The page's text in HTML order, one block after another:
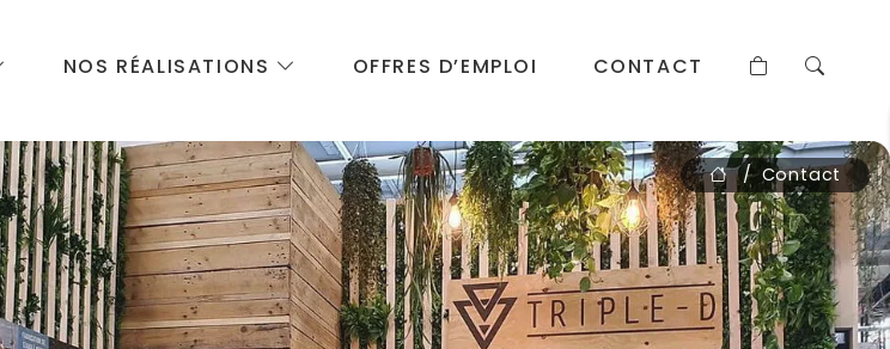
NOS RÉALISATIONS OFFRES D’EMPLOI CONTACT
Contact